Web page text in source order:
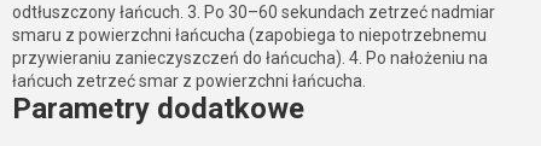
odtłuszczony łańcuch. 3. Po 30–60 sekundach zetrzeć nadmiar
smaru z powierzchni łańcucha (zapobiega to niepotrzebnemu
przywieraniu zanieczyszczeń do łańcucha). 4. Po nałożeniu na
łańcuch zetrzeć smar z powierzchni łańcucha.
Parametry dodatkowe